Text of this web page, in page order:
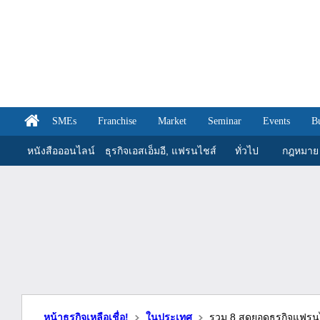
SMEs Franchise Market Seminar Events
หนังสือออนไลน์ ธุรกิจเอสเอ็มอี, แฟรนไชส์ ทั่วไป กฎหมาย
หน้าธุรกิจเหลือเชื่อ! ในประเทศ รวม 8 สุดยอดธุรกิจแฟร